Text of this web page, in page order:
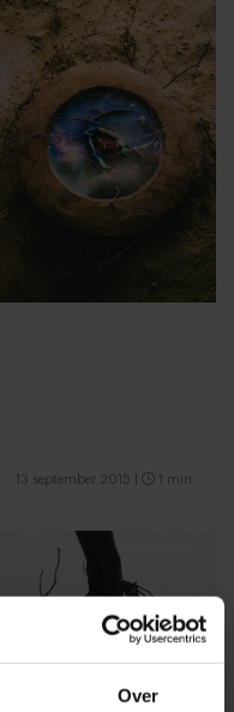
Over
13 september 2015 1 min